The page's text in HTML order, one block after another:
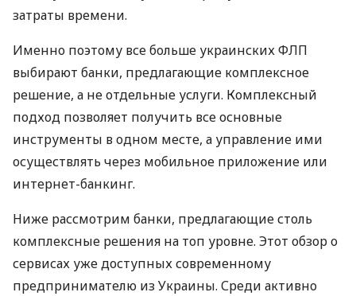
затраты времени.
Именно поэтому все больше украинских ФЛП
выбирают банки, предлагающие комплексное
решение, а не отдельные услуги. Комплексный
подход позволяет получить все основные
инструменты в одном месте, а управление ими
осуществлять через мобильное приложение или
интернет-банкинг.
Ниже рассмотрим банки, предлагающие столь
комплексные решения на топ уровне. Этот обзор о
сервисах уже доступных современному
предпринимателю из Украины. Среди активно